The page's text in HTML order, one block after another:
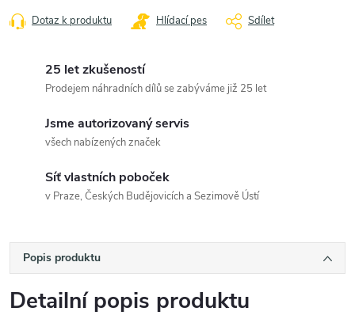
Dotaz k produktu Hlídací pes Sdílet
25 let zkušeností
Prodejem náhradních dílů se zabýváme již 25 let
Jsme autorizovaný servis
všech nabízených značek
Síť vlastních poboček
v Praze, Českých Budějovicích a Sezimově Ústí
Popis produktu
Detailní popis produktu